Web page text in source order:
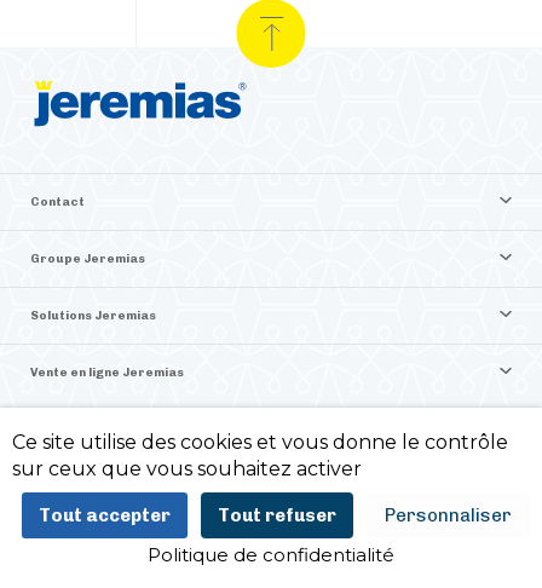
AJOUTER AU PANIER
Contact
Groupe Jeremias
Solutions Jeremias
Vente en ligne Jeremias
©2026 Jeremias France
Politique de confidentialité -
ITIS Commerce
Ce site utilise des cookies et vous donne le contrôle
sur ceux que vous souhaitez activer
Tout accepter Tout refuser Personnaliser
Politique de confidentialité